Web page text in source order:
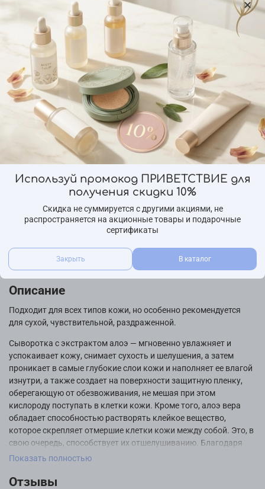
(0) 8809469772877
Сыворотка с экстрактом Алоэ FarmStay
Aloe All-In-One Ampoule, 250мл
1 220 ₽
Предзаказ
Добавить в сравнение
Характеристики
Бренд
Страна производства
Ю.Корея
Описание
Подходит для всех типов кожи, но особенно рекомендуется
для сухой, чувствительной, раздраженной.
Сыворотка с экстрактом алоэ — мгновенно увлажняет и
успокаивает кожу, снимает сухость и шелушения, а затем
проникает в самые глубокие слои кожи и наполняет ее влагой
изнутри, а также создает на поверхности защитную пленку,
оберегающую от обезвоживания, не мешая при этом
кислороду поступать в клетки кожи. Кроме того, алоэ вера
обладает способностью растворять клейкое вещество,
которое скрепляет отмершие клетки кожи между собой. Это, в
свою очередь, способствует их отшелушиванию. Благодаря
этому, использование тонера с алоэ вера помогает
рельефа кожи, которые могут возникнуть из-за скопления
Показать полностью
Отзывы
Используй промокод ПРИВЕТСТВИЕ для
получения скидки 10%
Скидка не суммируется с другими акциями, не
распространяется на акционные товары и подарочные
сертификаты
Закрыть В каталог